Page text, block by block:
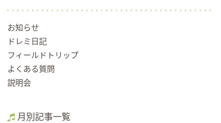
お知らせ
ドレミ日記
フィールドトリップ
よくある質問
説明会
月別記事一覧